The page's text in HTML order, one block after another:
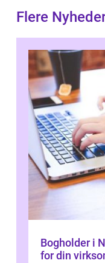
Flere
Bogholder i
for din